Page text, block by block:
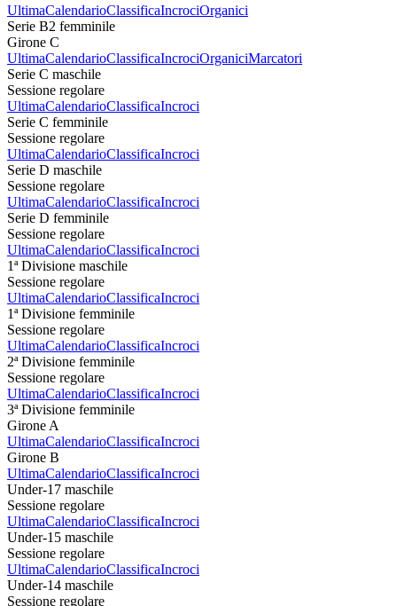
UltimaCalendarioClassificaIncrociOrganici
Serie B2 femminile
Girone C
UltimaCalendarioClassificaIncrociOrganiciMarcatori
Serie C maschile
Sessione regolare
UltimaCalendarioClassificaIncroci
Serie C femminile
Sessione regolare
UltimaCalendarioClassificaIncroci
Serie D maschile
Sessione regolare
UltimaCalendarioClassificaIncroci
Serie D femminile
Sessione regolare
UltimaCalendarioClassificaIncroci
1ª Divisione maschile
Sessione regolare
UltimaCalendarioClassificaIncroci
1ª Divisione femminile
Sessione regolare
UltimaCalendarioClassificaIncroci
2ª Divisione femminile
Sessione regolare
UltimaCalendarioClassificaIncroci
3ª Divisione femminile
Girone A
UltimaCalendarioClassificaIncroci
Girone B
UltimaCalendarioClassificaIncroci
Under-17 maschile
Sessione regolare
UltimaCalendarioClassificaIncroci
Under-15 maschile
Sessione regolare
UltimaCalendarioClassificaIncroci
Under-14 maschile
Sessione regolare